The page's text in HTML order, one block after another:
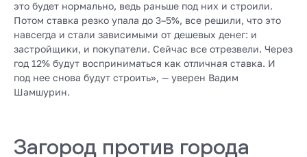
это будет нормально, ведь раньше под них и строили.
Потом ставка резко упала до 3–5%, все решили, что это
навсегда и стали зависимыми от дешевых денег: и
застройщики, и покупатели. Сейчас все отрезвели. Через
год 12% будут восприниматься как отличная ставка. И
под нее снова будут строить», — уверен Вадим
Шамшурин.
Загород против города